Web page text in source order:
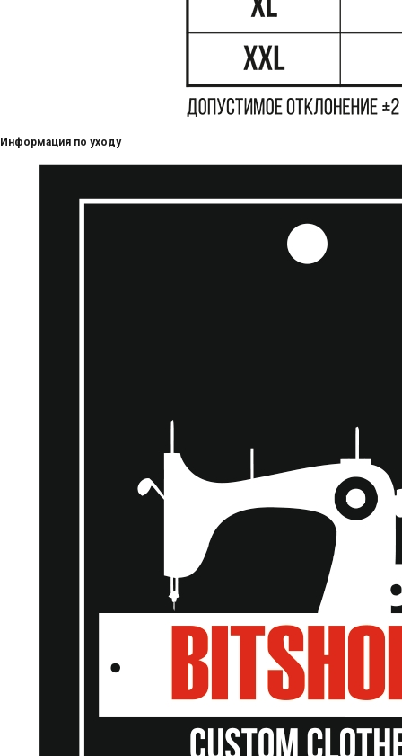
Информация по уходу